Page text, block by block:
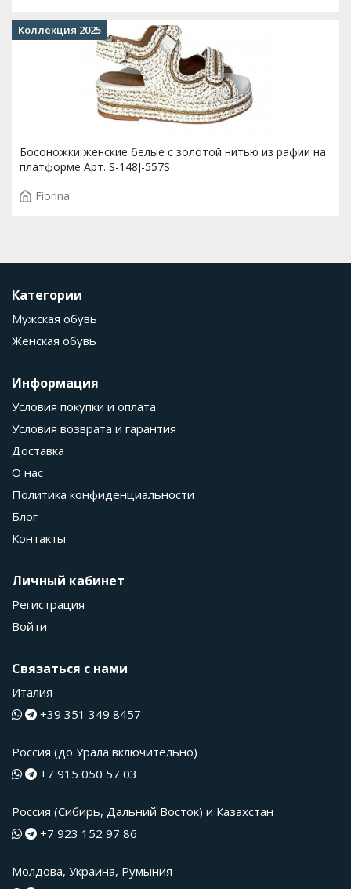
Босоножки женские белые с золотой нитью из рафии на
платформе Арт. S-148J-557S
Fiorina
Коллекция 2025
Категории
Мужская обувь
Женская обувь
Информация
Условия покупки и оплата
Условия возврата и гарантия
Доставка
О нас
Политика конфиденциальности
Блог
Контакты
Личный кабинет
Регистрация
Войти
Связаться с нами
Италия
+39 351 349 8457
Россия (до Урала включительно)
+7 915 050 57 03
Россия (Сибирь, Дальний Восток) и Казахстан
+7 923 152 97 86
Молдова, Украина, Румыния